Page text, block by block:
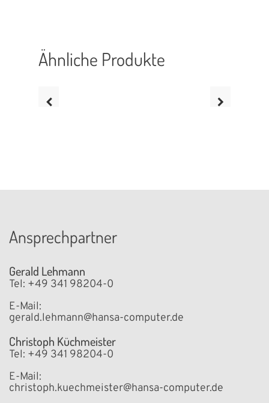
Ähnliche Produkte
Produktionsdruckmaschine
Überschreiten Sie die Grenzen der Farbproduktion mit
Leistung, Präzision und fortschrittlicher
Ansprechpartner
Gerald Lehmann
Tel: +49 341 98204-0
E-Mail:
gerald.lehmann@hansa-computer.de
Christoph Küchmeister
Tel: +49 341 98204-0
E-Mail:
christoph.kuechmeister@hansa-computer.de